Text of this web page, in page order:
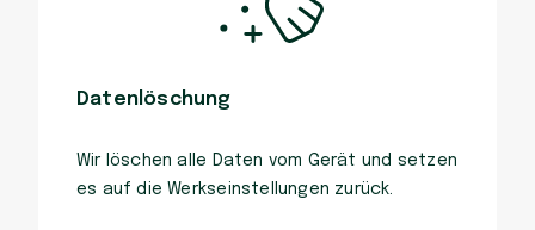
Datenlöschung
Wir löschen alle Daten vom Gerät und setzen
es auf die Werkseinstellungen zurück.